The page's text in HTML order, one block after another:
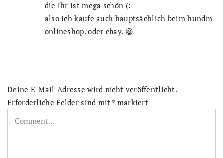
die ihr ist mega schön (:
also ich kaufe auch hauptsächlich beim hundm
onlineshop. oder ebay. 😀
Deine E-Mail-Adresse wird nicht veröffentlicht.
Erforderliche Felder sind mit * markiert